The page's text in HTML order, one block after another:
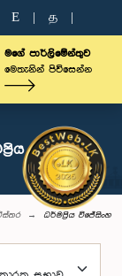
E த
මගේ පාර්ලිමේන්තුව
මෙතැනින් පිවිසෙන්න
විජේසිංහ
ධර්මප්‍රිය විජේසිංහ